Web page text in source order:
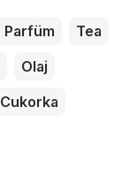
Parfüm
Tea
Olaj
Cukorka